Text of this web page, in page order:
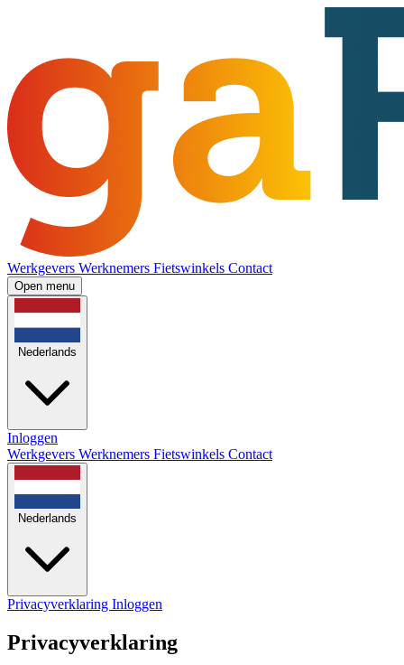
Werkgevers Werknemers Fietswinkels Contact
Open menu
Nederlands
Inloggen
Werkgevers Werknemers Fietswinkels Contact
Nederlands
Privacyverklaring Inloggen
Privacyverklaring